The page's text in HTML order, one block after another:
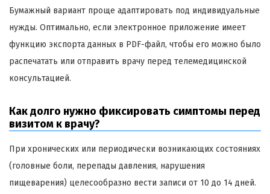
Бумажный вариант проще адаптировать под индивидуальные
нужды. Оптимально, если электронное приложение имеет
функцию экспорта данных в PDF-файл, чтобы его можно было
распечатать или отправить врачу перед телемедицинской
консультацией.
Как долго нужно фиксировать симптомы перед
визитом к врачу?
При хронических или периодически возникающих состояниях
(головные боли, перепады давления, нарушения
пищеварения) целесообразно вести записи от 10 до 14 дней.